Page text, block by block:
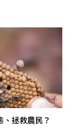
拯救農民？